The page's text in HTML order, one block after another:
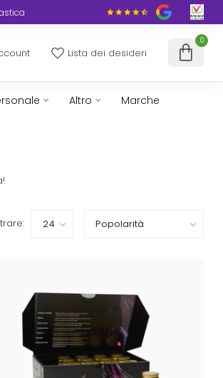
Lista dei desideri
0
Altro Marche